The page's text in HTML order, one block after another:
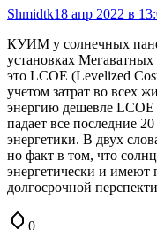
Shmidtk18 апр 2022 в
КУИМ у солнечных
установках
это LCOE (Levelized
учетом затрат во всех
энергию дешевле
падает все последние
энергетики. В двух
но факт в том, что
энергетически и
долгосрочной
0